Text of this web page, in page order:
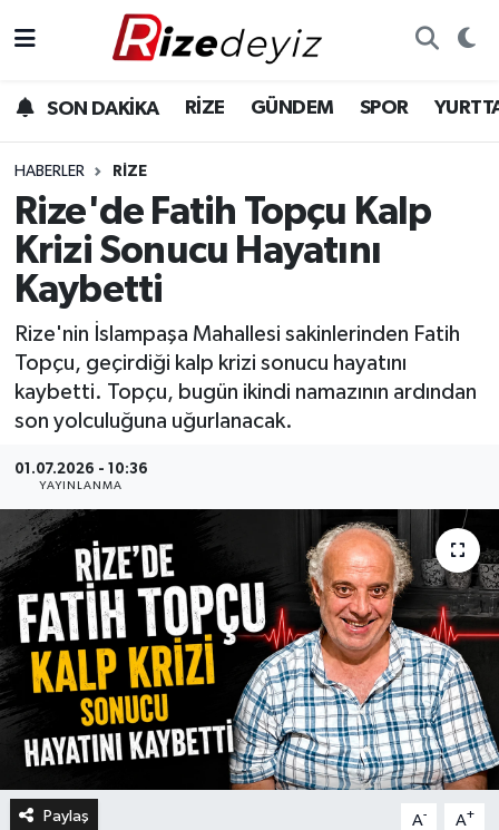
SON DAKİKA RİZE GÜNDEM SPOR
HABERLER RIZE
Rize'de Fatih Topçu Kalp
Krizi Sonucu Hayatını
Kaybetti
Rize'nin İslampaşa Mahallesi sakinlerinden Fatih
Topçu, geçirdiği kalp krizi sonucu hayatını
kaybetti. Topçu, bugün ikindi namazının ardından
son yolculuğuna uğurlanacak.
01.07.2026 - 10:36
YAYINLANMA
Paylaş A- A+
Gündem
Yurttan Haberler
Ekonomi
Teknoloji
Sağlık
Rize Hava Durumu
Rize Namaz Vakitleri
Rize Trafik Yoğunluk Haritası
Süper Lig Puan Durumu ve Fikstür
Tüm Manşetler
Son Dakika Haberleri
Haber Arşivi